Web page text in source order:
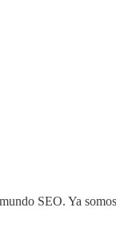
SEO. Ya somos